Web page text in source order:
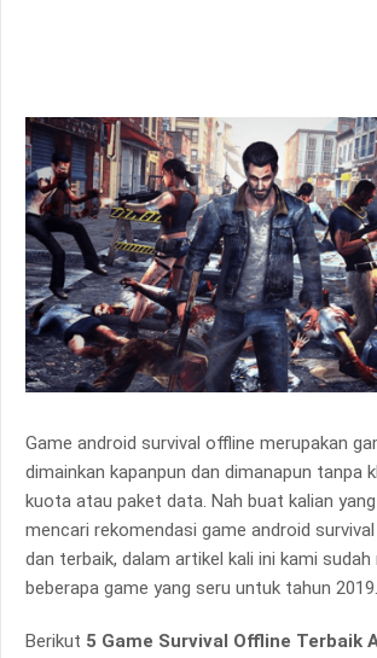
Game android survival offline merupakan
dimainkan kapanpun dan dimanapun tanpa
kuota atau paket data. Nah buat kalian
mencari rekomendasi game android
dan terbaik, dalam artikel kali ini kami sudah
beberapa game yang seru untuk tahun 2019.
Berikut 5 Game Survival Offline Terbaik